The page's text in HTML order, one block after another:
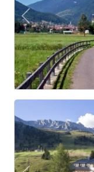
Previous